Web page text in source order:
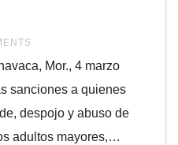
Mor., 4 marzo
sanciones a quienes
despojo y abuso de
adultos mayores,…